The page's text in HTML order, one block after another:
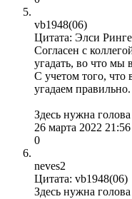
vb1948(06)
Цитата: Элси
Согласен с
угадать, во что мы
С учетом того, что
угадаем правильно.
Здесь нужна
26 марта 2022 21:56
0
neves2
Цитата: vb1948(06)
Здесь нужна